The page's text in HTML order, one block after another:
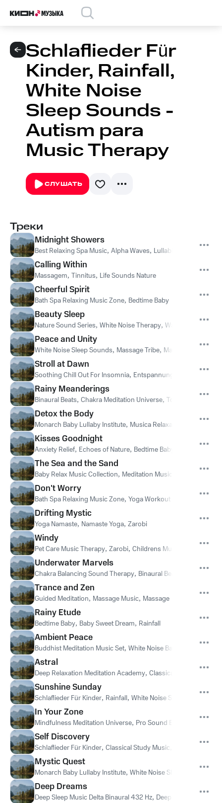
Schlaflieder Für
Kinder, Rainfall,
White Noise
Sleep Sounds -
Autism para
Music Therapy
СЛУШАТЬ
Треки
Midnight Showers
Best Relaxing Spa Music, Alpha Waves, Lullabies for Deep
Calling Within
Massagem, Tinnitus, Life Sounds Nature
Cheerful Spirit
Bath Spa Relaxing Music Zone, Bedtime Baby
Beauty Sleep
Nature Sound Series, White Noise Therapy, Water Sound
Peace and Unity
White Noise Sleep Sounds, Massage Tribe, Massage Music
Stroll at Dawn
Soothing Chill Out For Insomnia, Entspannungsmusik Meer
Rainy Meanderings
Binaural Beats, Chakra Meditation Universe, Tonal Meditation
Detox the Body
Monarch Baby Lullaby Institute, Musica Relaxante
Kisses Goodnight
Anxiety Relief, Echoes of Nature, Bedtime Baby
The Sea and the Sand
Baby Relax Music Collection, Meditation Music Experience
Don't Worry
Bath Spa Relaxing Music Zone, Yoga Workout Music
Drifting Mystic
Yoga Namaste, Namaste Yoga, Zarobi
Windy
Pet Care Music Therapy, Zarobi, Childrens Music
Underwater Marvels
Chakra Balancing Sound Therapy, Binaural Beats Brainwave
Trance and Zen
Guided Meditation, Massage Music, Massage
Rainy Etude
Bedtime Baby, Baby Sweet Dream, Rainfall
Ambient Peace
Buddhist Meditation Music Set, White Noise Baby Sleep
Astral
Deep Relaxation Meditation Academy, Classical Study Music
Sunshine Sunday
Schlaflieder Für Kinder, Rainfall, White Noise Sleep Sounds
In Your Zone
Mindfulness Meditation Universe, Pro Sound Effects Library
Self Discovery
Schlaflieder Für Kinder, Classical Study Music
Mystic Quest
Monarch Baby Lullaby Institute, White Noise Sleep Sounds
Deep Dreams
Deep Sleep Music Delta Binaural 432 Hz, Deep Sleep Music